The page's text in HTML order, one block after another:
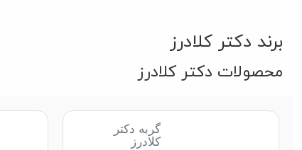
برند دکتر کلادرز
محصولات دکتر کلادرز
گربه دکتر
کلادرز